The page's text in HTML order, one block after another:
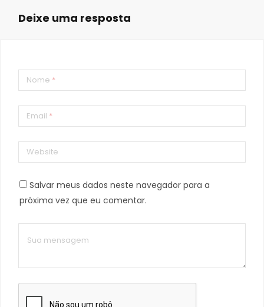
Deixe uma resposta
Nome *
Email *
Website
Salvar meus dados neste navegador para a
próxima vez que eu comentar.